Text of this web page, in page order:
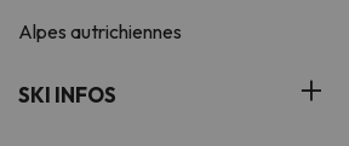
Alpes autrichiennes
SKI INFOS